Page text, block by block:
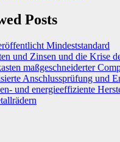
Posts
Mindeststandard
und Zinsen und die Krise
maßgeschneiderter
Anschlussprüfung und
und energieeffiziente